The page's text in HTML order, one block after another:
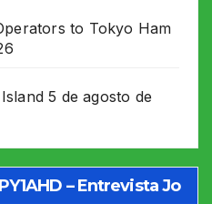
to Tokyo Ham
5 de agosto de
– Entrevista Jo